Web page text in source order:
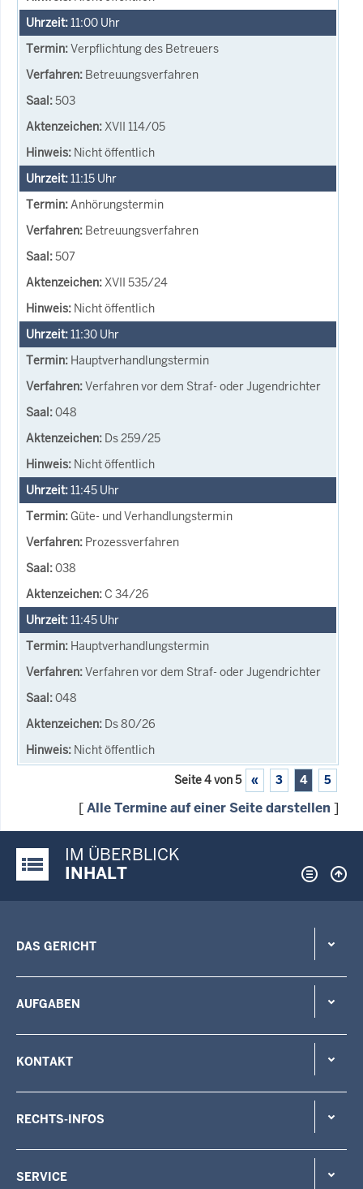
11:00 Uhr
Verpflichtung des Betreuers
Betreuungsverfahren
503
XVII 114/05
Nicht öffentlich
11:15 Uhr
Anhörungstermin
Betreuungsverfahren
507
XVII 535/24
Nicht öffentlich
11:30 Uhr
Hauptverhandlungstermin
Verfahren vor dem Straf- oder Jugendrichter
048
Ds 259/25
Nicht öffentlich
11:45 Uhr
Güte- und Verhandlungstermin
Prozessverfahren
038
C 34/26
11:45 Uhr
Hauptverhandlungstermin
Verfahren vor dem Straf- oder Jugendrichter
048
Ds 80/26
Nicht öffentlich
Seite 4 von 5 « 3 4 5
[Alle Termine auf einer Seite darstellen ]
Justiz-Portal im Überblick:
IM ÜBERBLICK
INHALT
DAS GERICHT
AUFGABEN
KONTAKT
RECHTS-INFOS
SERVICE